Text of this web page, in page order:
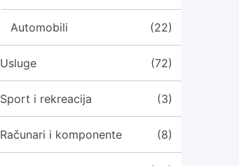
Automobili (22)
Usluge (72)
Sport i rekreacija (3)
Računari i komponente (8)